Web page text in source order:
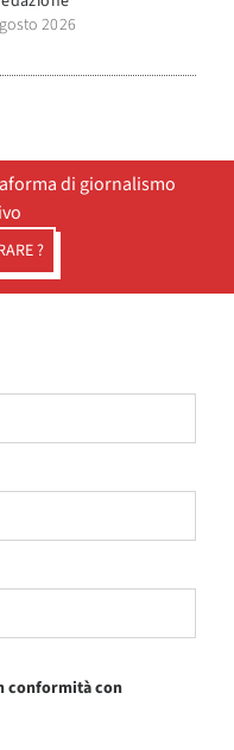
2026
di giornalismo
?
conformità con